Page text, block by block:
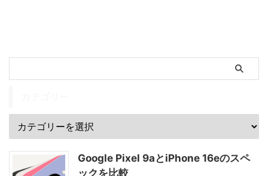
Google Pixel 9aとiPhone 16eのスペ
ックを比較